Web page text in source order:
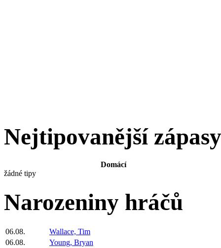
Nejtipovanější zápasy
Domácí
žádné tipy
Narozeniny hráčů
06.08.
Wallace, Tim
06.08.
Young, Bryan